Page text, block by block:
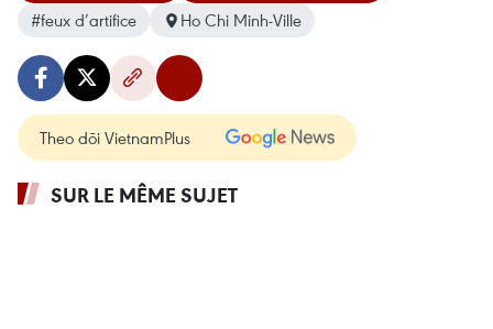
#feux d’artifice
Ho Chi Minh-Ville
Theo dõi VietnamPlus
SUR LE MÊME SUJET